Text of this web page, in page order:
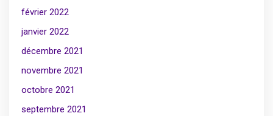
février 2022
janvier 2022
décembre 2021
novembre 2021
octobre 2021
septembre 2021